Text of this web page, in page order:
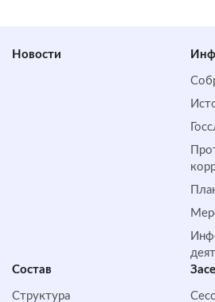
Новости
Состав
Структура